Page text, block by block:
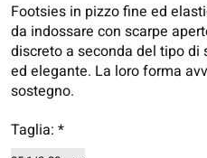
Footsies in pizzo fine ed
da indossare con scarpe
discreto a seconda del tipo di
ed elegante. La loro forma
sostegno.
Taglia: *